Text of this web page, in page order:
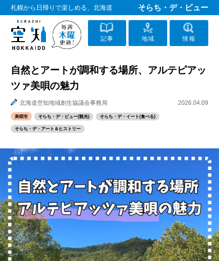
札幌から日帰りで楽しめる、北海道 そらち・デ・ビュー
記事 地域 情報
自然とアートが調和する場所、アルテピアッ
ツァ美唄の魅力
北海道空知地域創生協議会事務局 2026.04.09
美唄市 そらち・デ・ビュー(観光) そらち・デ・イート(食べる)
そらち・デ・アート＆ヒストリー